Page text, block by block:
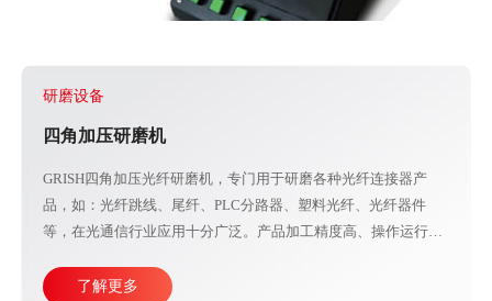
研磨设备
四角加压研磨机
GRISH四角加压光纤研磨机，专门用于研磨各种光纤连接器产
品，如：光纤跳线、尾纤、PLC分路器、塑料光纤、光纤器件
等，在光通信行业应用十分广泛。产品加工精度高、操作运行稳
熟的产线加工方式主要由四台或五台光纤研磨机，再配合各种规
了解更多